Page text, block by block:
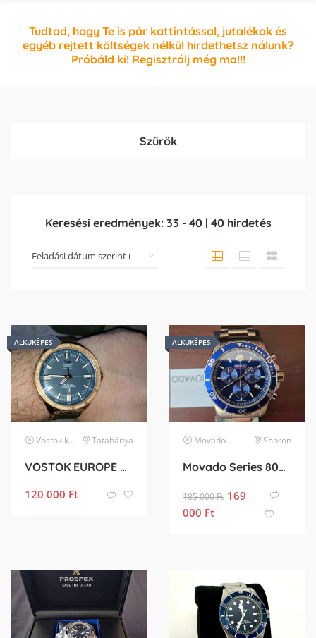
Tudtad, hogy Te is pár kattintással, jutalékok és
egyéb rejtett költségek nélkül hirdethetsz nálunk?
Próbáld ki! Regisztrálj még ma!!!
Szűrők
Keresési eredmények: 33 - 40| 40hirdetés
ALKUKÉPES
Vostok karóra Tatabánya
VOSTOK EUROPE ALMAZ BRONZE 200m
120 000 Ft
ALKUKÉPES
Movado karóra Sopron
Movado Series 800 Chronograph
185 000Ft 169
000 Ft